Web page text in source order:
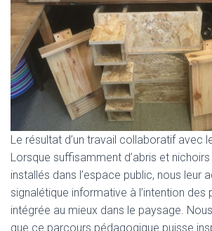
Le résultat d’un travail collaboratif avec
Lorsque suffisamment d’abris et
installés dans l’espace public, nous leur
signalétique informative à l’intention des
intégrée au mieux dans le paysage.
que ce parcours pédagogique puisse